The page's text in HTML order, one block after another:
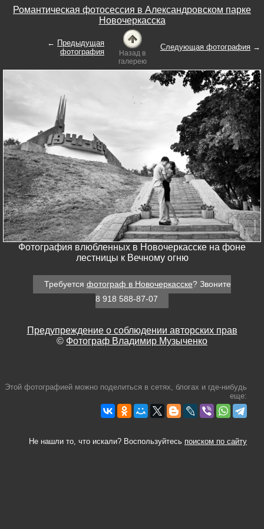
Романтическая фотосессия в Александровском парке
Новочеркасска
← Предыдущая
фотография
Назад в
галерею
Следующая фотография →
Фотография влюбленных в Новочеркасске на фоне
лестницы к Вечному огню
Требуется фотограф в Новочеркасске? Звоните
8 918 588-87-07
Предупреждение о соблюдении авторских прав
© Фотограф Владимир Музыченко
Этой фотографией можно поделиться в сетях, блогах и где-нибудь
еще:
Не нашли то, что искали? Воспользуйтесь поиском по сайту